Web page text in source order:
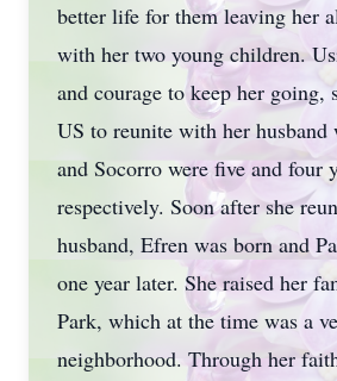
better life for them leaving her
with her two young children.
and courage to keep her going,
US to reunite with her husband
and Socorro were five and four
respectively. Soon after she
husband, Efren was born and
one year later. She raised her
Park, which at the time was a
neighborhood. Through her